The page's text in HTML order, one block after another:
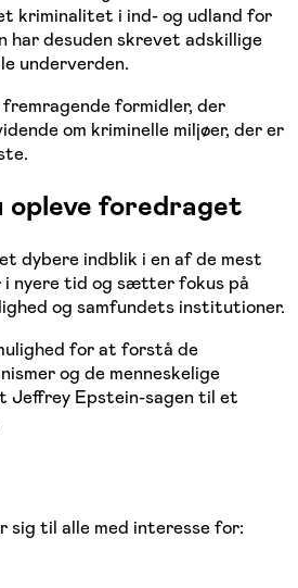
kriminalitet i ind- og udland for
har desuden skrevet adskillige
underverden.
formidler, der
om kriminelle miljøer, der er
opleve foredraget
dybere indblik i en af de mest
nyere tid og sætter fokus på
og samfundets institutioner.
for at forstå de
og de menneskelige
Jeffrey Epstein-sagen til et
sig til alle med interesse for: